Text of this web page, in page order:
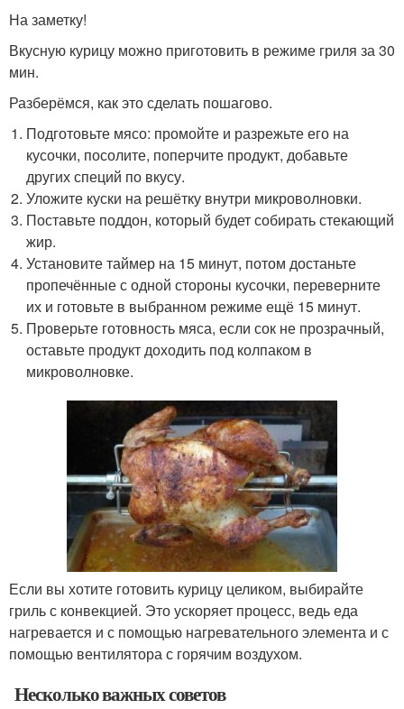
На заметку!
Вкусную курицу можно приготовить в режиме гриля за 30
мин.
Разберёмся, как это сделать пошагово.
Подготовьте мясо: промойте и разрежьте его на
кусочки, посолите, поперчите продукт, добавьте
других специй по вкусу.
Уложите куски на решётку внутри микроволновки.
Поставьте поддон, который будет собирать стекающий
жир.
Установите таймер на 15 минут, потом достаньте
пропечённые с одной стороны кусочки, переверните
их и готовьте в выбранном режиме ещё 15 минут.
Проверьте готовность мяса, если сок не прозрачный,
оставьте продукт доходить под колпаком в
микроволновке.
Если вы хотите готовить курицу целиком, выбирайте
гриль с конвекцией. Это ускоряет процесс, ведь еда
нагревается и с помощью нагревательного элемента и с
помощью вентилятора с горячим воздухом.
Несколько важных советов